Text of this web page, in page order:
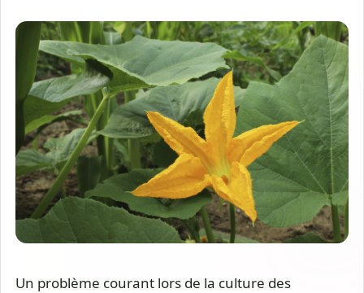
Un problème courant lors de la culture des